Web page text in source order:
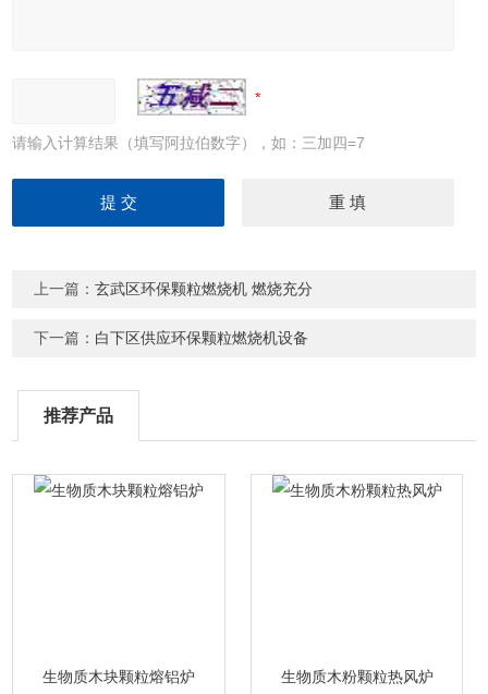
请输入计算结果（填写阿拉伯数字），如：三加四=7
上一篇：玄武区环保颗粒燃烧机 燃烧充分
下一篇： 白下区供应环保颗粒燃烧机设备
推荐产品
生物质木块颗粒熔铝炉 生物质木粉颗粒热风炉